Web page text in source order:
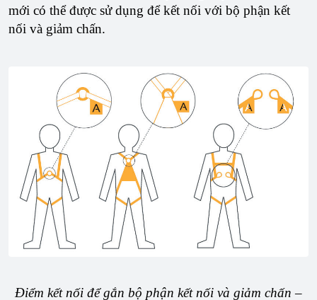
mới có thể được sử dụng để kết nối với bộ phận kết
nối và giảm chấn.
Điểm kết nối để gắn bộ phận kết nối và giảm chấn –